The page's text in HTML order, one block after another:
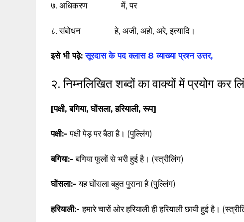
७. अधिकरण में, पर
८. संबोधन हे, अजी, अहो, अरे, इत्यादि।
इसे भी पढ़े:सूरदास के पद क्लास 8 व्याख्या प्रश्न उत्तर,
२. निम्नलिखित शब्दों का वाक्यों में प्रयोग कर
[पक्षी, बगिया, घोंसला, हरियाली, रूप]
पक्षी:-पक्षी पेड़ पर बैठा है। (पुल्लिंग)
बगिया:-बगिया फूलों से भरी हुई है। (स्त्रीलिंग)
घोंसला:-यह घोंसला बहुत पुराना है (पुल्लिंग)
हरियाली:-हमारे चारों ओर हरियाली ही हरियाली छायी हुई है।